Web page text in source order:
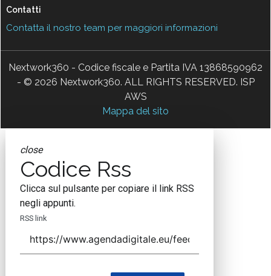
Contatti
Contatta il nostro team per maggiori informazioni
Nextwork360 - Codice fiscale e Partita IVA 13868590962
- © 2026 Nextwork360. ALL RIGHTS RESERVED. ISP
AWS
Mappa del sito
close
Codice Rss
Clicca sul pulsante per copiare il link RSS
negli appunti.
RSS link